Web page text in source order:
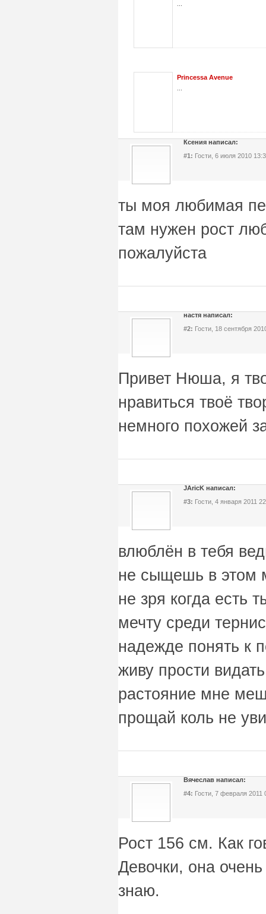
Princessa Avenue
Ксения написал:
#1: Гости, 6 июля 2010
ты моя любимая
там нужен рост
пожалуйста
настя написал:
#2: Гости, 18 сентября
Привет Нюша, я
нравиться твоё
немного похожей
JAricK написал:
#3: Гости, 4 января 2011
влюблён в тебя
не сыщешь в этом
не зря когда есть
мечту среди
надежде понять к
живу прости
растояние мне
прощай коль не
Вячеслав написал:
#4: Гости, 7 февраля 2011
Рост 156 см. Как
Девочки, она
знаю.